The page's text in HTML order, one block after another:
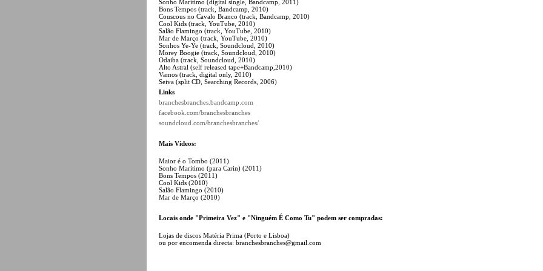
Sonho Marítimo (digital single, Bandcamp, 2011)
Bons Tempos (track, Bandcamp, 2010)
Couscous no Cavalo Branco (track, Bandcamp, 2010)
Cool Kids (track, YouTube, 2010)
Salão Flamingo (track, YouTube, 2010)
Mar de Março (track, YouTube, 2010)
Sonhos Ye-Ye (track, Soundcloud, 2010)
Morey Boogie (track, Soundcloud, 2010)
Odaiba (track, Soundcloud, 2010)
Alto Astral (self released tape+Bandcamp,2010)
Vamos (track, digital only, 2010)
Seiva (split CD, Searching Records, 2006)
Links
branchesbranches.bandcamp.com
facebook.com/branchesbranches
soundcloud.com/branchesbranches/
Mais Vídeos:
Maior é o Tombo (2011)
Sonho Marítimo (para Carin) (2011)
Bons Tempos (2011)
Cool Kids (2010)
Salão Flamingo (2010)
Mar de Março (2010)
Locais onde "Primeira Vez" e "Ninguém É Como Tu" podem ser compradas:
Lojas de discos Matéria Prima (Porto e Lisboa)
ou por encomenda directa: branchesbranches@gmail.com